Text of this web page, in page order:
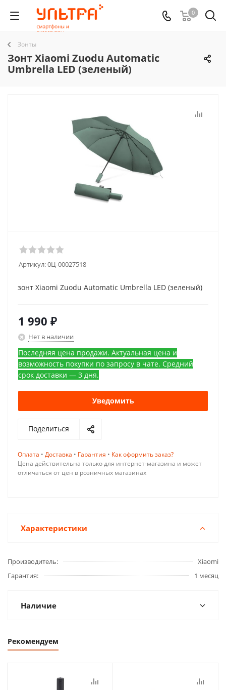
0
Зонты
Зонт Xiaomi Zuodu Automatic
Umbrella LED (зеленый)
Артикул:0Ц-00027518
зонт Xiaomi Zuodu Automatic Umbrella LED (зеленый)
1 990 ₽
Нет в наличии
Последняя цена продажи. Актуальная цена и
возможность покупки по запросу в чате. Средний
срок доставки — 3 дня.
Уведомить
Поделиться
Оплата • Доставка • Гарантия • Как оформить заказ?
Цена действительна только для интернет-магазина и может
отличаться от цен в розничных магазинах
Характеристики
Производитель
Xiaomi
Гарантия
1 месяц
Наличие
Рекомендуем